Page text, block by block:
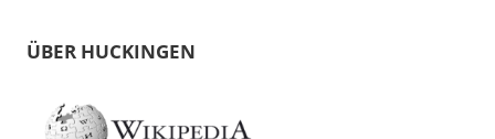
ÜBER HUCKINGEN